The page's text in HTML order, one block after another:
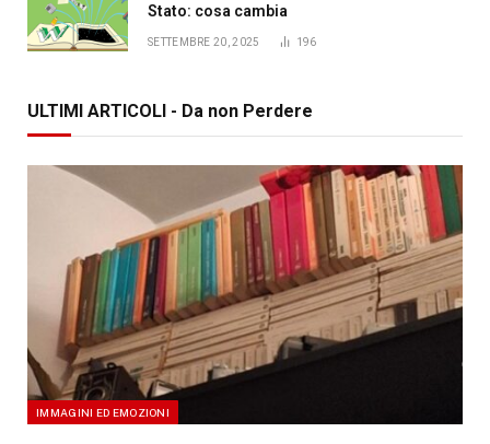
Stato: cosa cambia
SETTEMBRE 20, 2025 196
ULTIMI ARTICOLI - Da non Perdere
IMMAGINI ED EMOZIONI